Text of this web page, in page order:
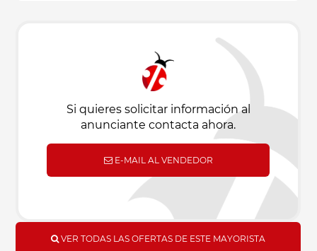
Si quieres solicitar información al
anunciante contacta ahora.
E-MAIL AL VENDEDOR
VER TODAS LAS OFERTAS DE ESTE MAYORISTA